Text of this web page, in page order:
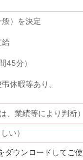
）を決定
45分）
休暇等あり。
、業績等により判断）
い）
ウンロードしてご使